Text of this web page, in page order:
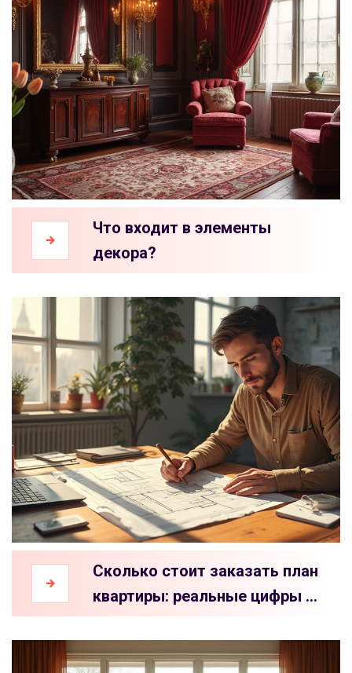
Что входит в элементы
декора?
Сколько стоит заказать план
квартиры: реальные цифры и
советы